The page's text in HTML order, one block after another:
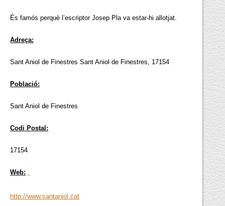
És famós perquè l’escriptor Josep Pla va estar-hi allotjat.
Adreça:
Sant Aniol de Finestres Sant Aniol de Finestres, 17154
Població:
Sant Aniol de Finestres
Codi Postal:
17154
Web:
http://www.santaniol.cat